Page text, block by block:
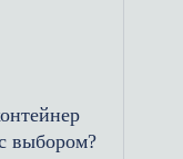
на
и
выбором?